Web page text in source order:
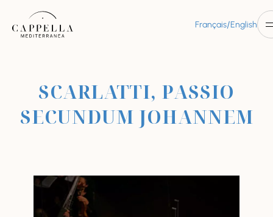
Français/English
SCARLATTI, PASSIO
SECUNDUM JOHANNEM